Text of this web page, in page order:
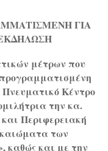
ΓΙΑ
μέτρων που
Κέντρο
την κα.
Περιφερειακή
των
καθώς και με την